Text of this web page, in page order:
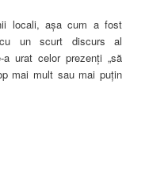
locali, aşa cum a fost
un scurt discurs al
a urat celor prezenţi „să
mai mult sau mai puţin